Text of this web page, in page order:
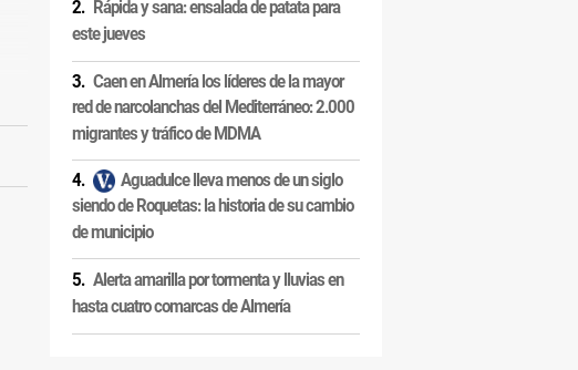
Rápida y sana: ensalada de patata para
este jueves
Caen en Almería los líderes de la mayor
red de narcolanchas del Mediterráneo: 2.000
migrantes y tráfico de MDMA
Aguadulce lleva menos de un siglo
siendo de Roquetas: la historia de su cambio
de municipio
Alerta amarilla por tormenta y lluvias en
hasta cuatro comarcas de Almería